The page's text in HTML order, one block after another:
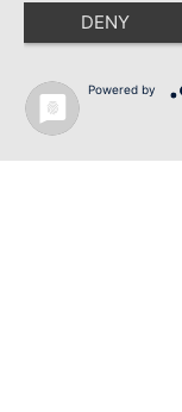
DENY
Powered by